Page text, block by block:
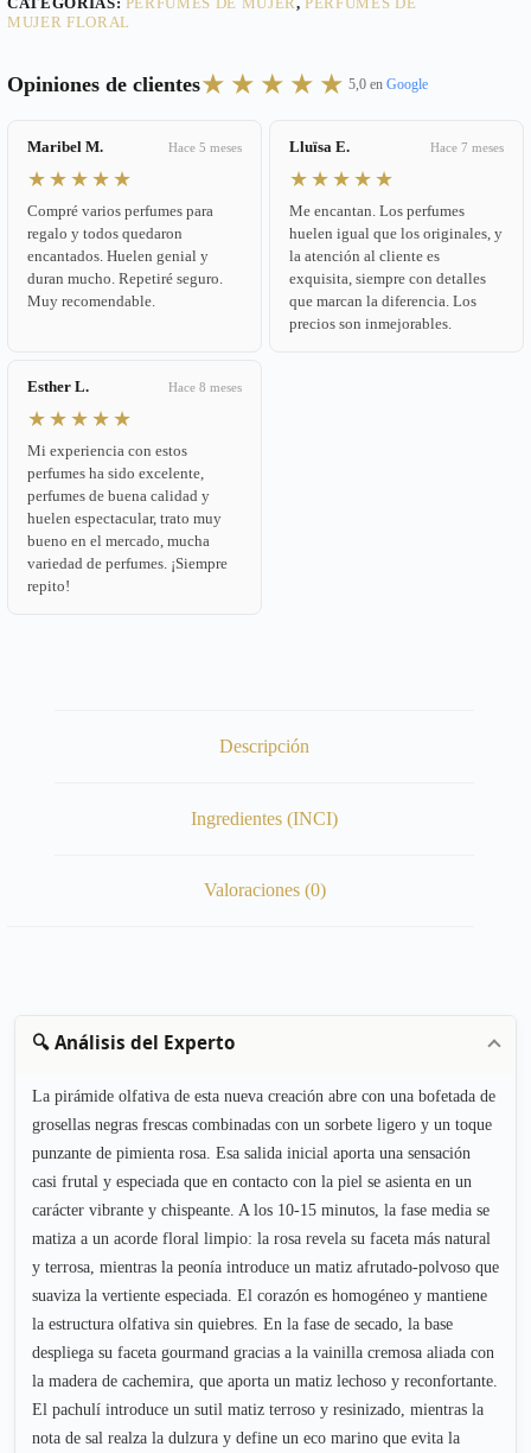
MUJER FLORAL
Opiniones de clientes★★★★★ 5,0 en Google
Maribel M. Hace 5 meses
★★★★★
Compré varios perfumes para
regalo y todos quedaron
encantados. Huelen genial y
duran mucho. Repetiré seguro.
Muy recomendable.
Lluïsa E. Hace 7 meses
★★★★★
Me encantan. Los perfumes
huelen igual que los originales, y
la atención al cliente es
exquisita, siempre con detalles
que marcan la diferencia. Los
precios son inmejorables.
Esther L. Hace 8 meses
★★★★★
Mi experiencia con estos
perfumes ha sido excelente,
perfumes de buena calidad y
huelen espectacular, trato muy
bueno en el mercado, mucha
variedad de perfumes. ¡Siempre
repito!
Descripción
Ingredientes (INCI)
Valoraciones (0)
🔍 Análisis del Experto
La pirámide olfativa de esta nueva creación abre con una bofetada de
grosellas negras frescas combinadas con un sorbete ligero y un toque
punzante de pimienta rosa. Esa salida inicial aporta una sensación
casi frutal y especiada que en contacto con la piel se asienta en un
carácter vibrante y chispeante. A los 10-15 minutos, la fase media se
matiza a un acorde floral limpio: la rosa revela su faceta más natural
y terrosa, mientras la peonía introduce un matiz afrutado-polvoso que
suaviza la vertiente especiada. El corazón es homogéneo y mantiene
la estructura olfativa sin quiebres. En la fase de secado, la base
despliega su faceta gourmand gracias a la vainilla cremosa aliada con
la madera de cachemira, que aporta un matiz lechoso y reconfortante.
El pachulí introduce un sutil matiz terroso y resinizado, mientras la
nota de sal realza la dulzura y define un eco marino que evita la